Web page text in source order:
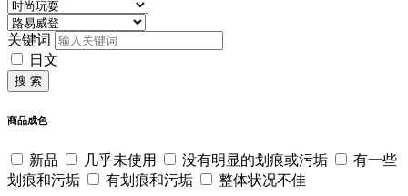
关键词
日文
搜 索
商品成色
新品 几乎未使用 没有明显的划痕或污垢
有一些
划痕和污垢
有划痕和污垢 整体状况不佳